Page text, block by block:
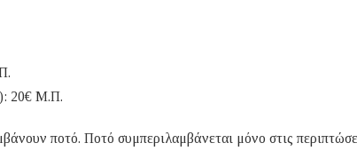
20€ Μ.Π.
ποτό. Ποτό συμπεριλαμβάνεται μόνο στις